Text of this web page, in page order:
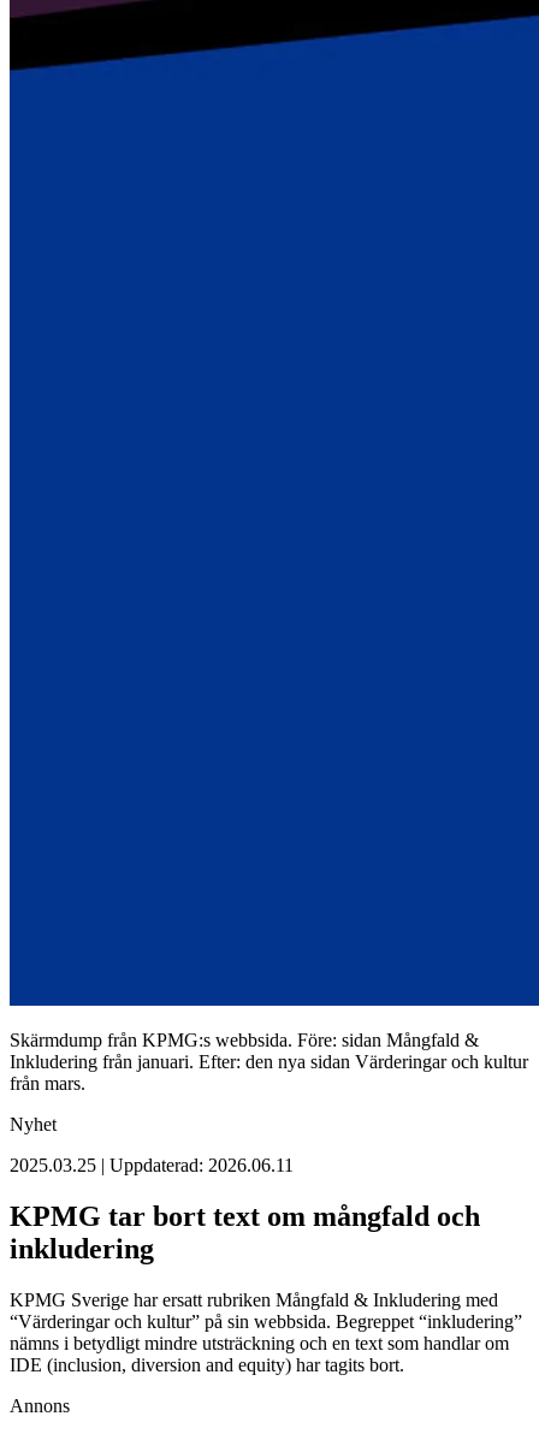
Skärmdump från KPMG:s webbsida. Före: sidan Mångfald &
Inkludering från januari. Efter: den nya sidan Värderingar och kultur
från mars.
Nyhet
2025.03.25 | Uppdaterad: 2026.06.11
KPMG tar bort text om mångfald och
inkludering
KPMG Sverige har ersatt rubriken Mångfald & Inkludering med
“Värderingar och kultur” på sin webbsida. Begreppet “inkludering”
nämns i betydligt mindre utsträckning och en text som handlar om
IDE (inclusion, diversion and equity) har tagits bort.
Annons